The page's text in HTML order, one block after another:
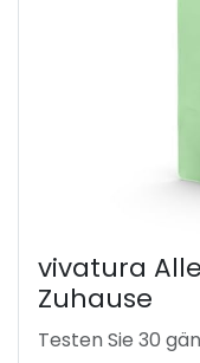
vivatura
Zuhause
Testen Sie 30